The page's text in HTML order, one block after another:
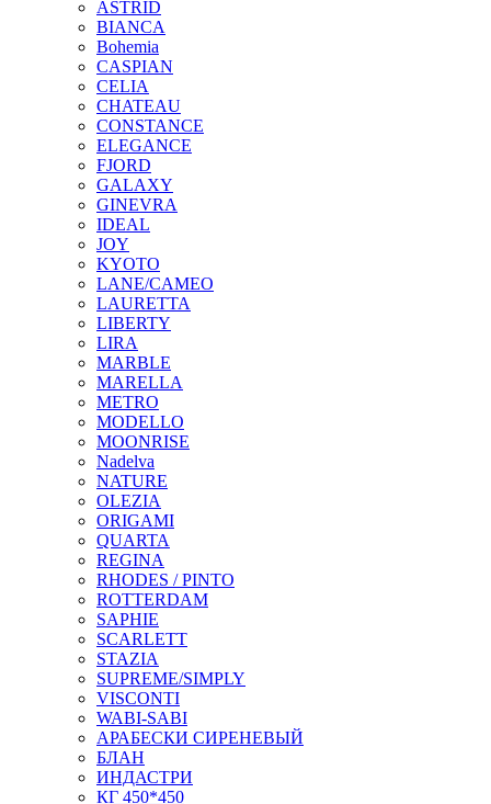
ASTRID
BIANCA
Bohemia
CASPIAN
CELIA
CHATEAU
CONSTANCE
ELEGANCE
FJORD
GALAXY
GINEVRA
IDEAL
JOY
KYOTO
LANE/CAMEO
LAURETTA
LIBERTY
LIRA
MARBLE
MARELLA
METRO
MODELLO
MOONRISE
Nadelva
NATURE
OLEZIA
ORIGAMI
QUARTA
REGINA
RHODES / PINTO
ROTTERDAM
SAPHIE
SCARLETT
STAZIA
SUPREME/SIMPLY
VISCONTI
WABI-SABI
АРАБЕСКИ СИРЕНЕВЫЙ
БЛАН
ИНДАСТРИ
КГ 450*450